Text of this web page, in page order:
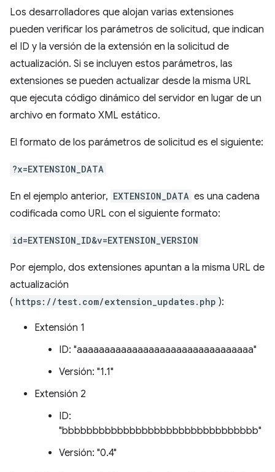
Los desarrolladores que alojan varias extensiones
pueden verificar los parámetros de solicitud, que indican
el ID y la versión de la extensión en la solicitud de
actualización. Si se incluyen estos parámetros, las
extensiones se pueden actualizar desde la misma URL
que ejecuta código dinámico del servidor en lugar de un
archivo en formato XML estático.
El formato de los parámetros de solicitud es el siguiente:
?x=EXTENSION_DATA
En el ejemplo anterior, EXTENSION_DATA es una cadena
codificada como URL con el siguiente formato:
id=EXTENSION_ID&v=EXTENSION_VERSION
Por ejemplo, dos extensiones apuntan a la misma URL de
actualización
( https://test.com/extension_updates.php ):
Extensión 1
ID: "aaaaaaaaaaaaaaaaaaaaaaaaaaaaaaaa"
Versión: "1.1"
Extensión 2
ID:
"bbbbbbbbbbbbbbbbbbbbbbbbbbbbbbbb"
Versión: "0.4"